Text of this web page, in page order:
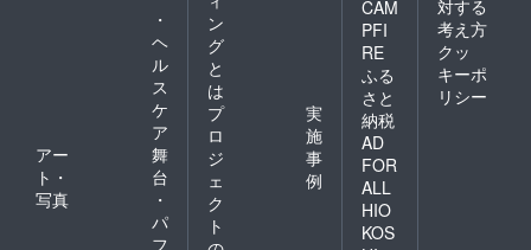
・
ヘ
ル
ス
ケ
ア
アー
ト・
写真
舞
台
・
パ
フ
ン
グ
と
は
プ
ロ
ジ
ェ
ク
ト
実
施
事
例
CAM
PFI
RE
ふる
さと
納税
AD
FOR
ALL
HIO
KOS
対する
考え方
クッ
キーポ
リシー